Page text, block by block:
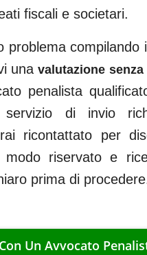
fiscali e societari.
problema compilando
unavalutazione
penalista
di invio
ricontattato per
riservato e
prima di
Un Avvocato